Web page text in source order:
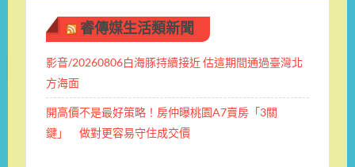
睿傳媒生活類新聞
影音/20260806白海豚持續接近 估這期間通過臺灣北
方海面
開高價不是最好策略！房仲曝桃園A7賣房「3關
鍵」 做對更容易守住成交價